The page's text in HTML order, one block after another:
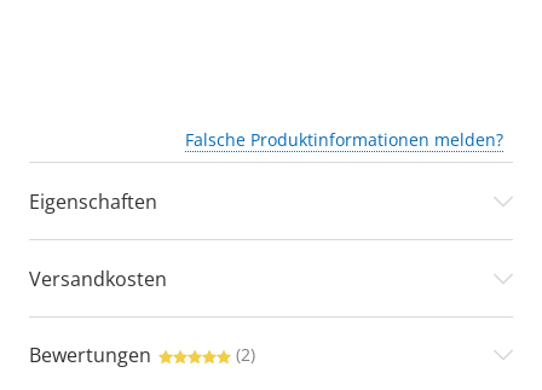
Falsche Produktinformationen melden?
Eigenschaften
Versandkosten
Bewertungen (2)